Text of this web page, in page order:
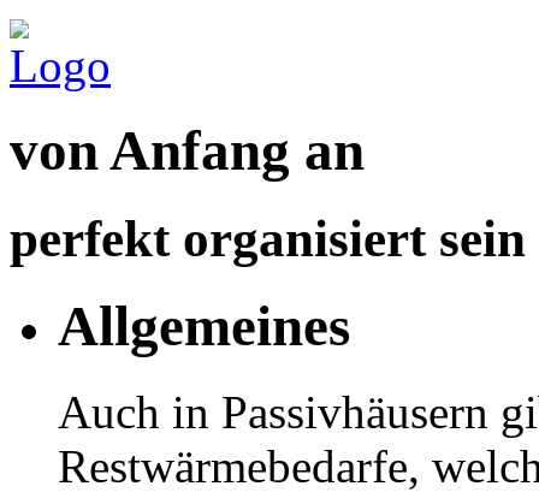
von Anfang an
perfekt organisiert sein
Allgemeines
Auch in Passivhäusern
Restwärmebedarfe,